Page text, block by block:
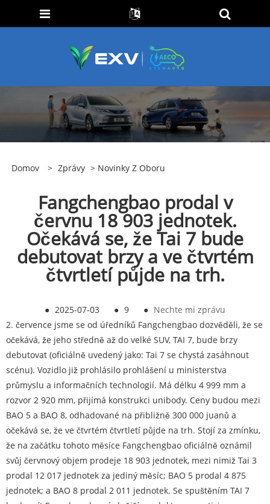
Domov > Zprávy > Novinky Z Oboru
Fangchengbao prodal v
červnu 18 903 jednotek.
Očekává se, že Tai 7 bude
debutovat brzy a ve čtvrtém
čtvrtletí půjde na trh.
● 2025-07-03 ● 9 ● Nechte mi zprávu
2. července jsme se od úředníků Fangchengbao dozvěděli, že se
očekává, že jeho středně až do velké SUV, TAI 7, bude brzy
debutovat (oficiálně uvedený jako: Tai 7 se chystá zasáhnout
scénu). Vozidlo již prohlásilo prohlášení u ministerstva
průmyslu a informačních technologií. Má délku 4 999 mm a
rozvor 2 920 mm, přijímá konstrukci unibody. Ceny budou mezi
BAO 5 a BAO 8, odhadované na přibližně 300 000 juanů a
očekává se, že ve čtvrtém čtvrtletí půjde na trh. Stojí za zmínku,
že na začátku tohoto měsíce Fangchengbao oficiálně oznámil
svůj červnový objem prodeje 18 903 jednotek, mezi nimiž Tai 3
prodal 12 017 jednotek za jediný měsíc; BAO 5 prodal 4 875
jednotek; a BAO 8 prodal 2 011 jednotek. Se spuštěním TAI 7